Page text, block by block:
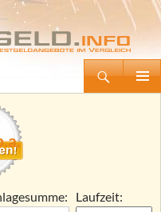
Tagesgeld.info – Tagesgeldkonten vergleichen und Tagesgeld-Zinsen berechnen
Laufzeit: